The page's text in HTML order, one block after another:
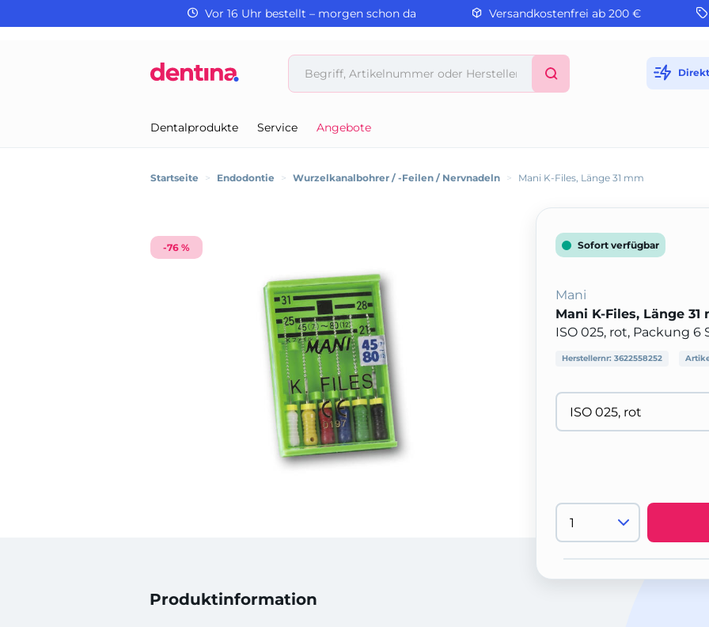
Vor 16 Uhr bestellt – morgen schon da Versandkostenfrei ab 200 €
Dentalprodukte Service Angebote
Startseite > Endodontie > Wurzelkanalbohrer / -Feilen / Nervnadeln > Mani K-Files, Länge 31 mm
-76 %
Produktinformation
Sofort verfügbar
Mani
Mani K-Files, Länge 31
ISO 025, rot, Packung 6
Herstellernr: 3622558252